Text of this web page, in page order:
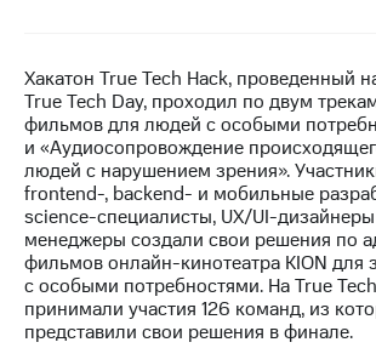
в
регионе
и акционерам
Корпоративное
управление
Корпоративный
секретарь
Раскрытие
информации
Информация
Хакатон True Tech Hack, проведенный
True Tech Day, проходил по двум
фильмов для людей с особыми
и «Аудиосопровождение
людей с нарушением зрения».
frontend-, backend- и мобильные
science-специалисты, UX/UI-
менеджеры создали свои решения по
фильмов онлайн-кинотеатра KION для
с особыми потребностями. На True
принимали участия 126 команд, из
представили свои решения в финале.